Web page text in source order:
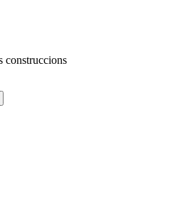
construccions